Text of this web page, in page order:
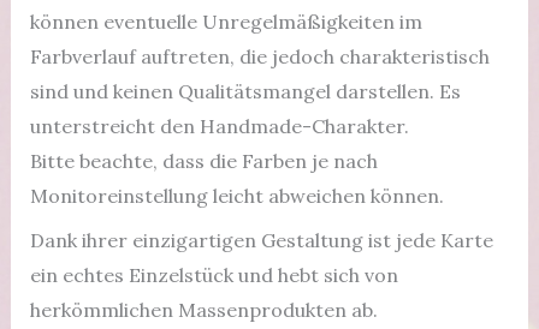
können eventuelle Unregelmäßigkeiten im
Farbverlauf auftreten, die jedoch charakteristisch
sind und keinen Qualitätsmangel darstellen. Es
unterstreicht den Handmade-Charakter.
Bitte beachte, dass die Farben je nach
Monitoreinstellung leicht abweichen können.
Dank ihrer einzigartigen Gestaltung ist jede Karte
ein echtes Einzelstück und hebt sich von
herkömmlichen Massenprodukten ab.